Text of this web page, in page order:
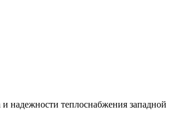
надежности теплоснабжения западной